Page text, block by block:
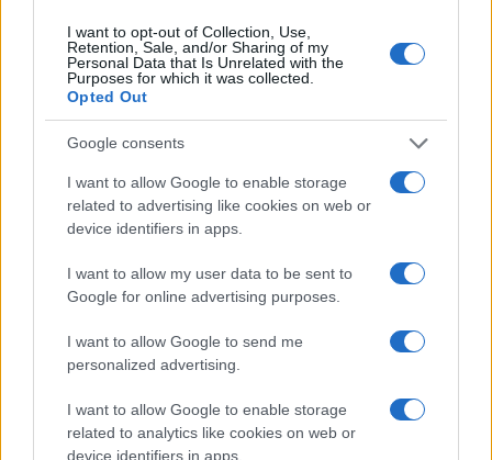
I want to opt-out of Collection, Use,
Retention, Sale, and/or Sharing of my
Personal Data that Is Unrelated with the
Purposes for which it was collected.
Opted Out
Google consents
I want to allow Google to enable storage
related to advertising like cookies on web or
device identifiers in apps.
I want to allow my user data to be sent to
Google for online advertising purposes.
I want to allow Google to send me
personalized advertising.
I want to allow Google to enable storage
related to analytics like cookies on web or
device identifiers in apps.
TEMI: Judo Team Angelo Calvisi
Kan Judo Olbia
Notizie Olbia
Inviaci le tue segnalazioni,
Su WhatsApp al numero +39
345 356 7512
Notizie in tempo reale?
Entra nel canale telegram di